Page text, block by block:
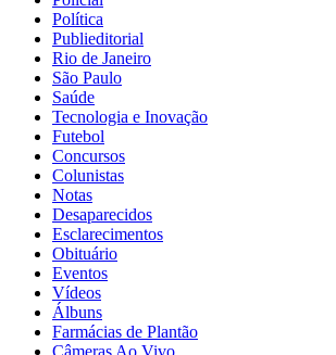
Política
Publieditorial
Rio de Janeiro
São Paulo
Saúde
Tecnologia e Inovação
Futebol
Concursos
Colunistas
Notas
Desaparecidos
Esclarecimentos
Obituário
Eventos
Vídeos
Álbuns
Farmácias de Plantão
Câmeras Ao Vivo